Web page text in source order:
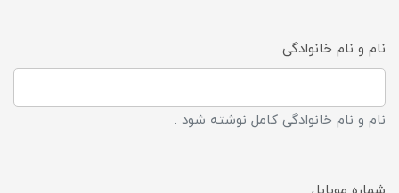
نام و نام خانوادگی
نام و نام خانوادگی کامل نوشته شود .